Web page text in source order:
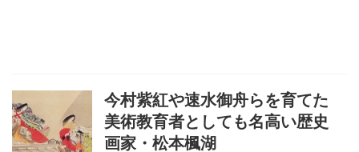
今村紫紅や速水御舟らを育てた
美術教育者としても名高い歴史
画家・松本楓湖